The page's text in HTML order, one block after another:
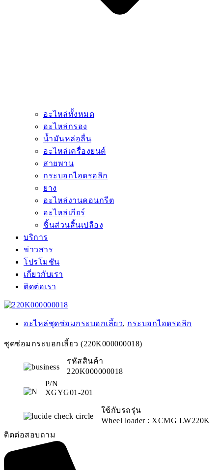
อะไหล่ทั้งหมด
อะไหล่กรอง
น้ำมันหล่อลื่น
อะไหล่เครื่องยนต์
สายพาน
กระบอกไฮดรอลิก
ยาง
อะไหล่งานคอนกรีต
อะไหล่เกียร์
ชิ้นส่วนสิ้นเปลือง
บริการ
ข่าวสาร
โปรโมชัน
เกี่ยวกับเรา
ติดต่อเรา
อะไหล่ชุดซ่อมกระบอกเลี้ยว, กระบอกไฮดรอลิก
ชุดซ่อมกระบอกเลี้ยว (220K000000018)
รหัสสินค้า
220K000000018
P/N
XGYG01-201
ใช้กับรถรุ่น
Wheel loader : XCMG LW220K
ติดต่อสอบถาม